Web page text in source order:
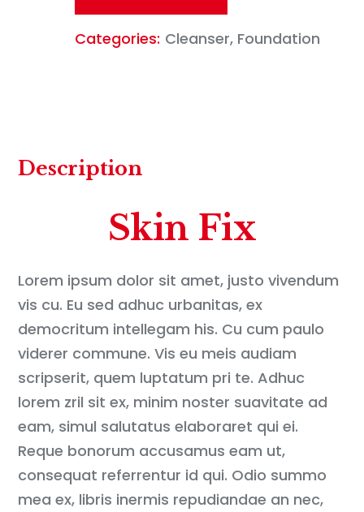
Categories: Cleanser, Foundation
Description
Skin Fix
Lorem ipsum dolor sit amet, justo vivendum
vis cu. Eu sed adhuc urbanitas, ex
democritum intellegam his. Cu cum paulo
viderer commune. Vis eu meis audiam
scripserit, quem luptatum pri te. Adhuc
lorem zril sit ex, minim noster suavitate ad
eam, simul salutatus elaboraret qui ei.
Reque bonorum accusamus eam ut,
consequat referrentur id qui. Odio summo
mea ex, libris inermis repudiandae an nec,